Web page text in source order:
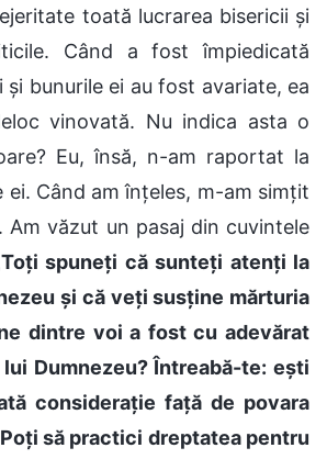
toată lucrarea bisericii și
Când a fost împiedicată
și bunurile ei au fost avariate, ea
vinovată. Nu indica asta o
Eu, însă, n-am raportat la
ei. Când am înțeles, m-am simțit
văzut un pasaj din cuvintele
Toți spuneți că sunteți atenți la
și că veți susține mărturia
dintre voi a fost cu adevărat
Dumnezeu? Întreabă-te: ești
considerație față de povara
să practici dreptatea pentru